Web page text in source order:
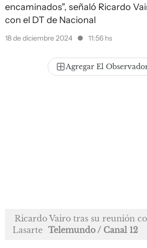
encaminados", señaló Ricardo
con el DT de Nacional
18 de diciembre 2024 11:56 hs
Agregar El
Ricardo Vairo tras su reunión
Lasarte Telemundo / Canal 12